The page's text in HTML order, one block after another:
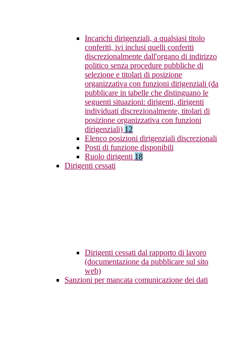
Incarichi dirigenziali, a qualsiasi titolo
conferiti, ivi inclusi quelli conferiti
discrezionalmente dall'organo di indirizzo
politico senza procedure pubbliche di
selezione e titolari di posizione
organizzativa con funzioni dirigenziali (da
pubblicare in tabelle che distinguano le
seguenti situazioni: dirigenti, dirigenti
individuati discrezionalmente, titolari di
posizione organizzativa con funzioni
dirigenziali) 12
Elenco posizioni dirigenziali discrezionali
Posti di funzione disponibili
Ruolo dirigenti 18
Dirigenti cessati
Dirigenti cessati dal rapporto di lavoro
(documentazione da pubblicare sul sito
web)
Sanzioni per mancata comunicazione dei dati